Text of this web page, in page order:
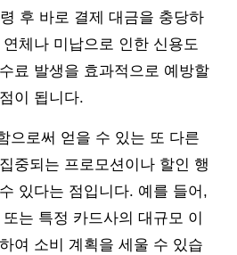
후 바로 결제 대금을 충당하
체나 미납으로 인한 신용도
료 발생을 효과적으로 예방할
이 됩니다.
으로써 얻을 수 있는 또 다른
중되는 프로모션이나 할인 행
있다는 점입니다. 예를 들어,
는 특정 카드사의 대규모 이
여 소비 계획을 세울 수 있습